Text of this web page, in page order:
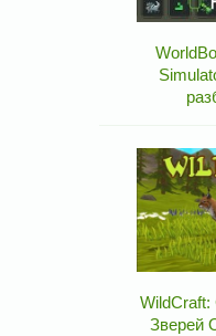
Зверей